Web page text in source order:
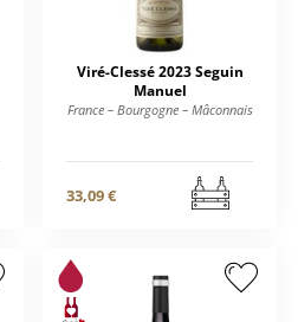
Viré-Clessé 2023 Seguin
Manuel
France – Bourgogne – Mâconnais
33,09 €